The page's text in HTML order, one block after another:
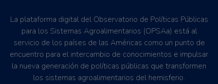
La plataforma digital del Observatorio de Políticas Públicas
para los Sistemas Agroalimentarios (OPSAa) está al
servicio de los países de las Américas como un punto de
encuentro para el intercambio de conocimientos e impulsar
la nueva generación de políticas públicas que transformen
los sistemas agroalimentarios del hemisferio.